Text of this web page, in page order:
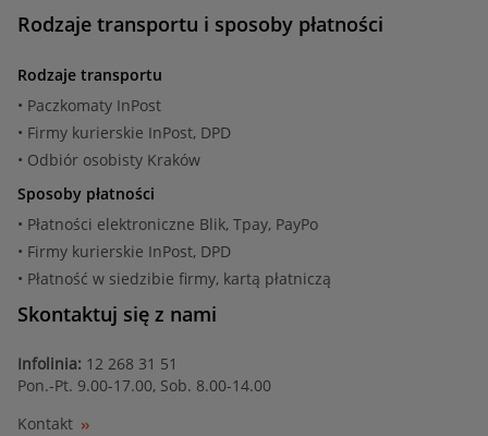
Rodzaje transportu i sposoby płatności
Rodzaje transportu
• Paczkomaty InPost
• Firmy kurierskie InPost, DPD
• Odbiór osobisty Kraków
Sposoby płatności
• Płatności elektroniczne Blik, Tpay, PayPo
• Firmy kurierskie InPost, DPD
• Płatność w siedzibie firmy, kartą płatniczą
Skontaktuj się z nami
Infolinia: 12 268 31 51
Pon.-Pt. 9.00-17.00, Sob. 8.00-14.00
Kontakt